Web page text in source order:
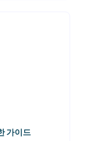
가이드